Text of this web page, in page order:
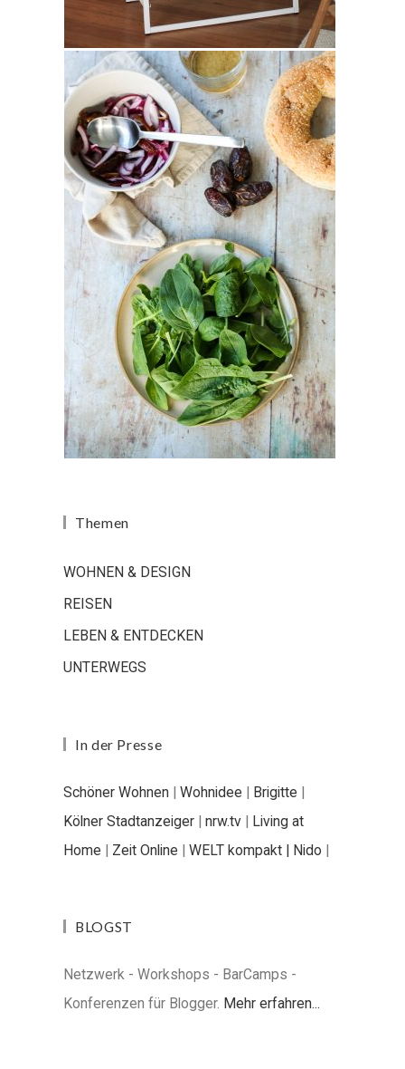
Themen
WOHNEN & DESIGN
REISEN
LEBEN & ENTDECKEN
UNTERWEGS
In der Presse
Schöner Wohnen | Wohnidee | Brigitte |
Kölner Stadtanzeiger | nrw.tv | Living at
Home | Zeit Online | WELT kompakt | Nido |
BLOGST
Netzwerk - Workshops - BarCamps -
Konferenzen für Blogger. Mehr erfahren...